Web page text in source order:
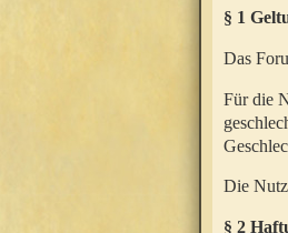
§ 1
Das
Für die
Die
§ 2